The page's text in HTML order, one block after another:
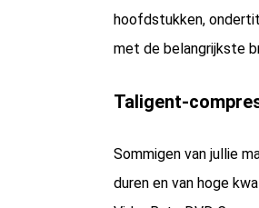
hoofdstukken,
met de belangrijkste
Taligent-
Sommigen van jullie
duren en van hoge